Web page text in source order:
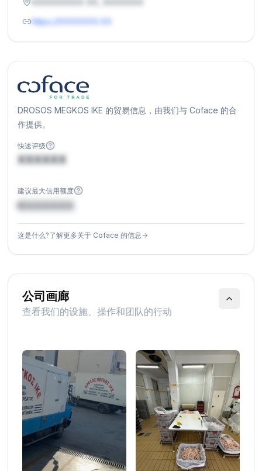
https://XXXXXXX.XX
公司画廊
查看我们的设施、操作和团队的行动
DROSOS MEGKOS IKE 的贸易信息，由我们与 Coface 的合
作提供。
快速评级
XXXXXX
建议最大信用额度
€XXXXXX
这是什么?了解更多关于 Coface 的信息